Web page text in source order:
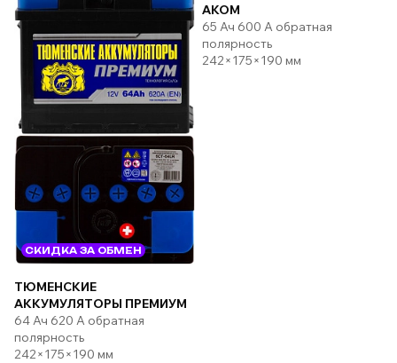
СКИДКА ЗА ОБМЕН
ТЮМЕНСКИЕ
АККУМУЛЯТОРЫ ПРЕМИУМ
64 Ач 620 А обратная
полярность
242×175×190 мм
AKOM
65 Ач 600 А обратная
полярность
242×175×190 мм